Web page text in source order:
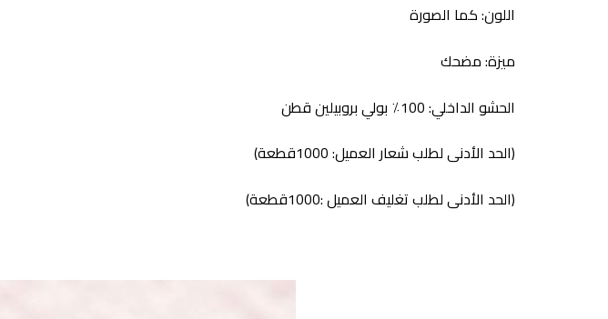
اللون: كما الصورة
ميزة: مضحك
الحشو الداخلي: 100٪ بولي بروبيلين قطن
(الحد الأدنى لطلب شعار العميل: 1000قطعة)
(الحد الأدنى لطلب تغليف العميل :1000قطعة)